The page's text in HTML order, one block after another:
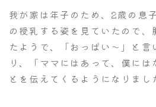
我が家は年子のため、2歳の息
の授乳する姿を見ていたので、
たようで、「おっぱい～」と言
り、「ママにはあって、僕に
とを伝えてくるようになりまし